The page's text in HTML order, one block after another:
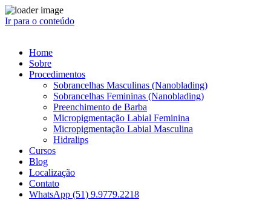
Ir para o conteúdo
Home
Sobre
Procedimentos
Sobrancelhas Masculinas (Nanoblading)
Sobrancelhas Femininas (Nanoblading)
Preenchimento de Barba
Micropigmentação Labial Feminina
Micropigmentação Labial Masculina
Hidralips
Cursos
Blog
Localização
Contato
WhatsApp (51) 9.9779.2218